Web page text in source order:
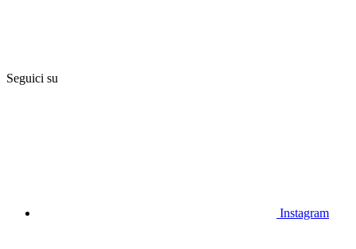
Seguici su
Instagram